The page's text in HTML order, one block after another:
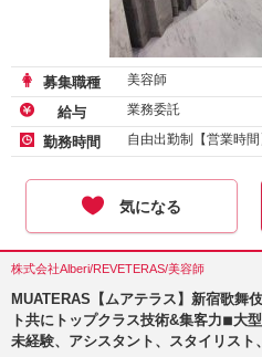
募集職種 美容師
給与 業務委託
勤務時間 自由出勤制【営業時
気になる
株式会社Alberi/REVETERAS/美容師
MUATERAS【ムアテラス】新宿歌舞
ト共にトップクラス技術&集客力◾︎大
未経験、アシスタント、スタイリスト